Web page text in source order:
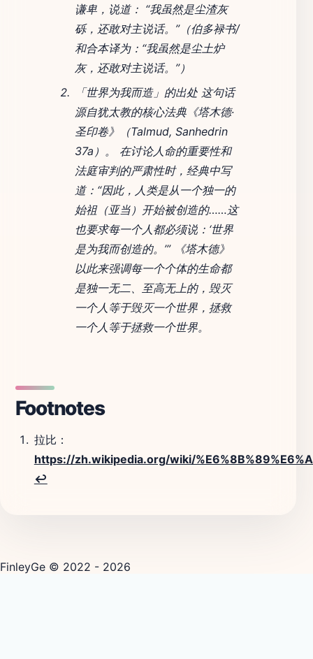
谦卑，说道： “我虽然是尘渣灰
砾，还敢对主说话。”（伯多禄书/
和合本译为：“我虽然是尘土炉
灰，还敢对主说话。”）
「世界为我而造」的出处 这句话
源自犹太教的核心法典《塔木德·
圣印卷》（Talmud, Sanhedrin
37a）。 在讨论人命的重要性和
法庭审判的严肃性时，经典中写
道：“因此，人类是从一个独一的
始祖（亚当）开始被创造的……这
也要求每一个人都必须说：‘世界
是为我而创造的。’” 《塔木德》
以此来强调每一个个体的生命都
是独一无二、至高无上的，毁灭
一个人等于毁灭一个世界，拯救
一个人等于拯救一个世界。
Footnotes
拉比：
https://zh.wikipedia.org/wiki/
↩
FinleyGe © 2022 - 2026